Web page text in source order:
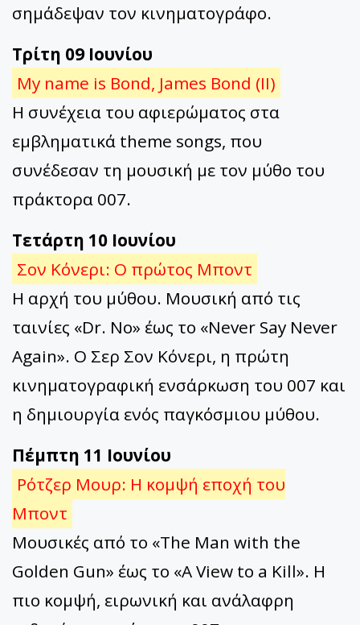
σημάδεψαν τον κινηματογράφο.
Τρίτη 09 Ιουνίου
My name is Bond, James Bond (ΙΙ)
Η συνέχεια του αφιερώματος στα
εμβληματικά theme songs, που
συνέδεσαν τη μουσική με τον μύθο του
πράκτορα 007.
Τετάρτη 10 Ιουνίου
Σον Κόνερι: Ο πρώτος Μποντ
Η αρχή του μύθου. Μουσική από τις
ταινίες «Dr. No» έως το «Never Say Never
Again». Ο Σερ Σον Κόνερι, η πρώτη
κινηματογραφική ενσάρκωση του 007 και
η δημιουργία ενός παγκόσμιου μύθου.
Πέμπτη 11 Ιουνίου
Ρότζερ Μουρ: Η κομψή εποχή του
Μποντ
Μουσικές από το «The Man with the
Golden Gun» έως το «A View to a Kill». Η
πιο κομψή, ειρωνική και ανάλαφρη